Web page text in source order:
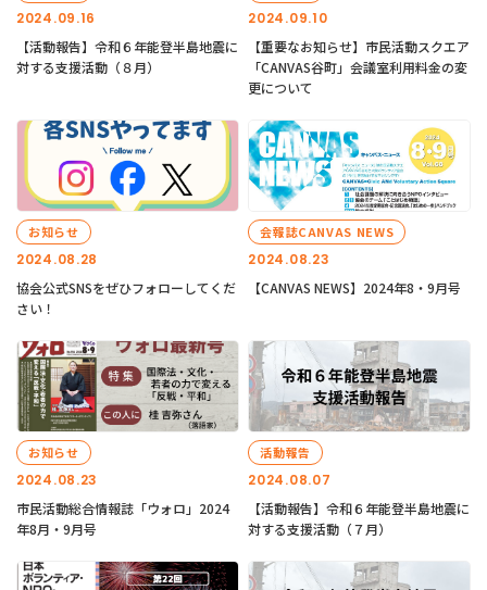
2024.09.16
【活動報告】令和６年能登半島地震に
対する支援活動（８月）
2024.09.10
【重要なお知らせ】市民活動スクエア
「CANVAS谷町」会議室利用料金の変
更について
2024.08.28
お知らせ
協会公式SNSをぜひフォローしてくだ
さい！
2024.08.23
会報誌CANVAS NEWS
【CANVAS NEWS】2024年8・9月号
2024.08.23
お知らせ
市民活動総合情報誌「ウォロ」2024
年8月・9月号
2024.08.07
活動報告
【活動報告】令和６年能登半島地震に
対する支援活動（７月）